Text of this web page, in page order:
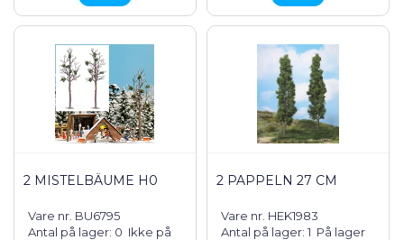
2 MISTELBÄUME H0
Vare nr. BU6795
Antal på lager: 0 Ikke på
2 PAPPELN 27 CM
Vare nr. HEK1983
Antal på lager: 1 På lager